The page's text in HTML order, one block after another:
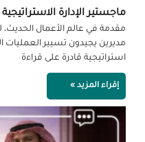
ماجستير الإدارة الاستراتيجية
مقدمة في عالم الأعمال
مديرين يجيدون تسيير
استراتيجية قادرة على قراءة
إقراء المزيد »